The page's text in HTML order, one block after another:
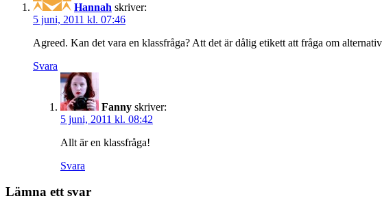
Hannah skriver:
5 juni, 2011 kl. 07:46
Agreed. Kan det vara en klassfråga? Att det är dålig etikett att fråga om
Svara
Fanny skriver:
5 juni, 2011 kl. 08:42
Allt är en klassfråga!
Svara
Lämna ett svar